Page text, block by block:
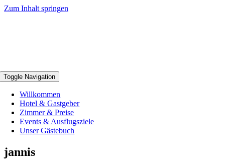
Zum Inhalt springen
Toggle Navigation
Willkommen
Hotel & Gastgeber
Zimmer & Preise
Events & Ausflugsziele
Unser Gästebuch
jannis